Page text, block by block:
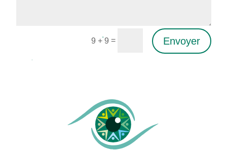
9 + 9 = Envoyer
Alternative: